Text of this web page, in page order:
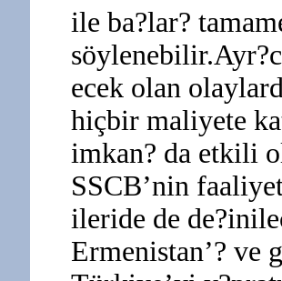
ile ba?lar?
ecek olan
hiçbir maliyete
imkan? da etkili
SSCB’nin
ileride de
Ermenistan’?